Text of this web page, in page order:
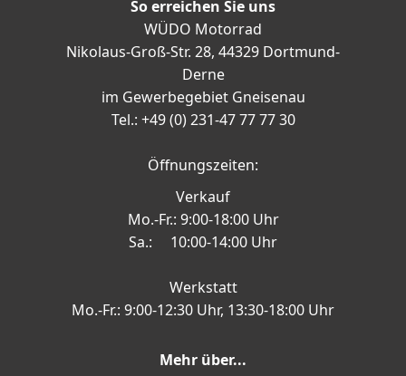
So erreichen Sie uns
WÜDO Motorrad
Nikolaus-Groß-Str. 28, 44329 Dortmund-
Derne
im Gewerbegebiet Gneisenau
Tel.: +49 (0) 231-47 77 77 30
Öffnungszeiten:
Verkauf
Mo.-Fr.: 9:00-18:00 Uhr
Sa.: 10:00-14:00 Uhr
Werkstatt
Mo.-Fr.: 9:00-12:30 Uhr, 13:30-18:00 Uhr
Mehr über...